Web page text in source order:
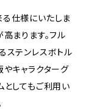
仕様にいたしま
まります。フル
ステンレスボトル
やキャラクターグ
としてもご利用い